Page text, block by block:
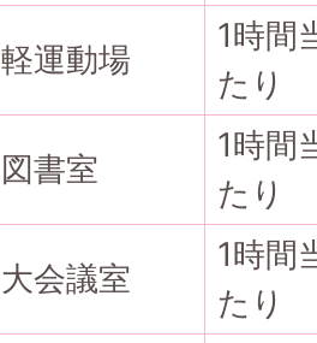
軽運動場
1時間
たり
図書室
1時間
たり
大会議室
1時間
たり